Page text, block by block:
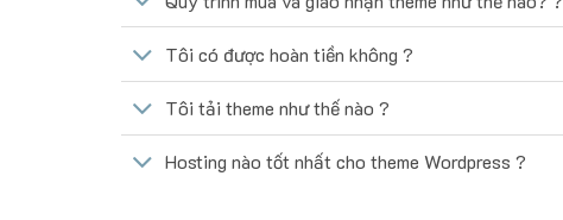
Tôi có được hoàn tiền không ?
Tôi tải theme như thế nào ?
Hosting nào tốt nhất cho theme Wordpress ?